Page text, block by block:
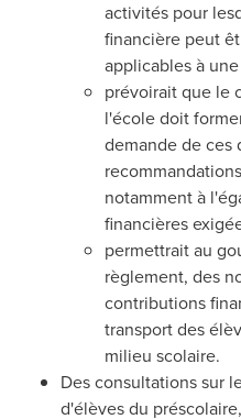
activités pour
financière peut
applicables à
prévoirait que le
l'école doit
demande de ces
notamment à
financières
permettrait au
règlement, des
contributions
transport des
milieu scolaire.
Des consultations sur
d'élèves du